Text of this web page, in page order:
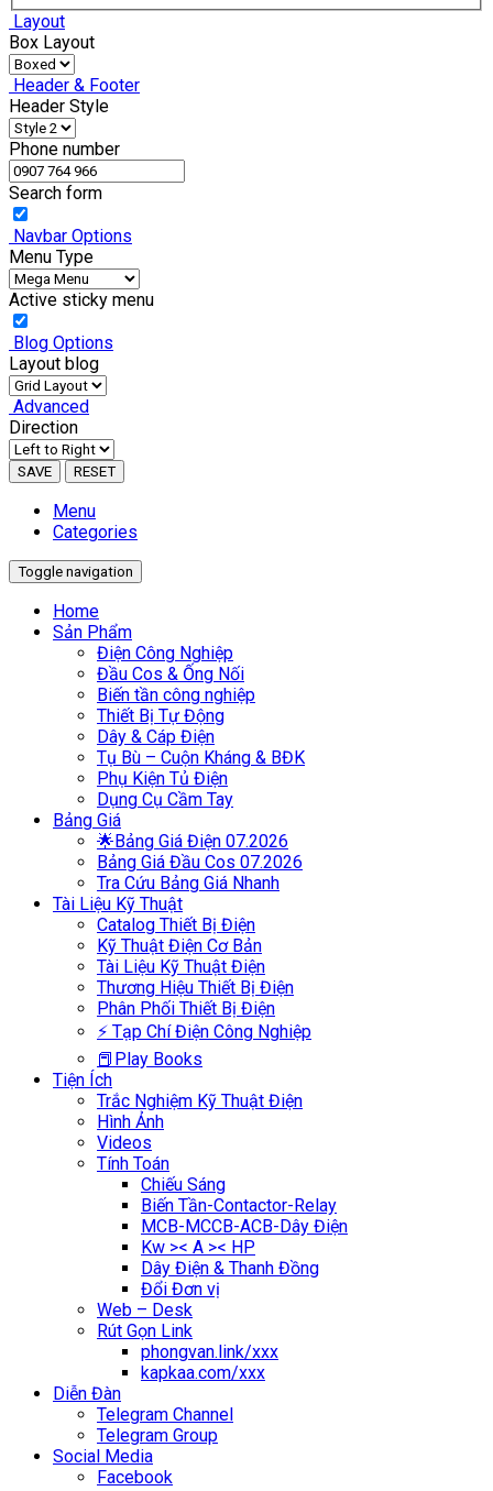
Layout
Box Layout
Header & Footer
Header Style
Phone number
Search form
Navbar Options
Menu Type
Active sticky menu
Blog Options
Layout blog
Advanced
Direction
SAVE RESET
Menu
Categories
Toggle navigation
Home
Sản Phẩm
Điện Công Nghiệp
Đầu Cos & Ống Nối
Biến tần công nghiệp
Thiết Bị Tự Động
Dây & Cáp Điện
Tụ Bù – Cuộn Kháng & BĐK
Phụ Kiện Tủ Điện
Dụng Cụ Cầm Tay
Bảng Giá
🌟Bảng Giá Điện 07.2026
Bảng Giá Đầu Cos 07.2026
Tra Cứu Bảng Giá Nhanh
Tài Liệu Kỹ Thuật
Catalog Thiết Bị Điện
Kỹ Thuật Điện Cơ Bản
Tài Liệu Kỹ Thuật Điện
Thương Hiệu Thiết Bị Điện
Phân Phối Thiết Bị Điện
⚡ Tạp Chí Điện Công Nghiệp
📕Play Books
Tiện Ích
Trắc Nghiệm Kỹ Thuật Điện
Hình Ảnh
Videos
Tính Toán
Chiếu Sáng
Biến Tần-Contactor-Relay
MCB-MCCB-ACB-Dây Điện
Kw >< A >< HP
Dây Điện & Thanh Đồng
Đổi Đơn vị
Web – Desk
Rút Gọn Link
phongvan.link/xxx
kapkaa.com/xxx
Diễn Đàn
Telegram Channel
Telegram Group
Social Media
Facebook